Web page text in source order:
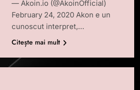
— Akoin.io (@AkoinOfficial)
February 24, 2020 Akon e un
cunoscut interpret,…
Citește mai mult